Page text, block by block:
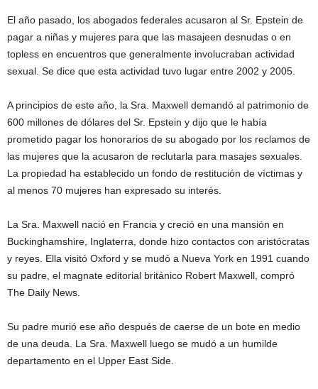
El año pasado, los abogados federales acusaron al Sr. Epstein de
pagar a niñas y mujeres para que las masajeen desnudas o en
topless en encuentros que generalmente involucraban actividad
sexual. Se dice que esta actividad tuvo lugar entre 2002 y 2005.
A principios de este año, la Sra. Maxwell demandó al patrimonio de
600 millones de dólares del Sr. Epstein y dijo que le había
prometido pagar los honorarios de su abogado por los reclamos de
las mujeres que la acusaron de reclutarla para masajes sexuales.
La propiedad ha establecido un fondo de restitución de víctimas y
al menos 70 mujeres han expresado su interés.
La Sra. Maxwell nació en Francia y creció en una mansión en
Buckinghamshire, Inglaterra, donde hizo contactos con aristócratas
y reyes. Ella visitó Oxford y se mudó a Nueva York en 1991 cuando
su padre, el magnate editorial británico Robert Maxwell, compró
The Daily News.
Su padre murió ese año después de caerse de un bote en medio
de una deuda. La Sra. Maxwell luego se mudó a un humilde
departamento en el Upper East Side.